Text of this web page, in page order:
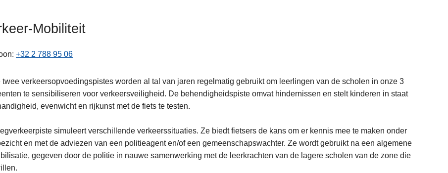
Mobiliteit
+32 2 788 95 06
twee verkeersopvoedingspistes worden al tal van jaren regelmatig gebruikt om leerlingen van de scholen in onze 3
te sensibiliseren voor verkeersveiligheid. De behendigheidspiste omvat hindernissen en stelt kinderen in staat
evenwicht en rijkunst met de fiets te testen.
simuleert verschillende verkeerssituaties. Ze biedt fietsers de kans om er kennis mee te maken onder
en met de adviezen van een politieagent en/of een gemeenschapswachter. Ze wordt gebruikt na een algemene
gegeven door de politie in nauwe samenwerking met de leerkrachten van de lagere scholen van de zone die